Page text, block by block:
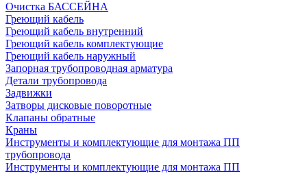
Очистка БАССЕЙНА
Греющий кабель
Греющий кабель внутренний
Греющий кабель комплектующие
Греющий кабель наружный
Запорная трубопроводная арматура
Детали трубопровода
Задвижки
Затворы дисковые поворотные
Клапаны обратные
Краны
Инструменты и комплектующие для монтажа ПП
трубопровода
Инструменты и комплектующие для монтажа ПП